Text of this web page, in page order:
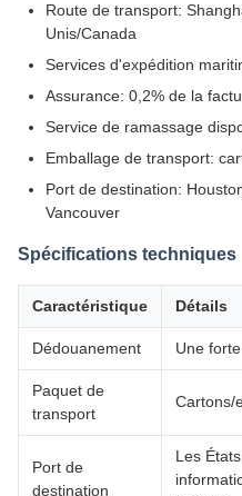
Route de transport:
Unis/Canada
Services d'expédition
Assurance: 0,2% de la
Service de ramassage
Emballage de transport:
Port de destination:
Vancouver
Spécifications techniques
Caractéristique Détails
Dédouanement Une
Paquet de
transport
Cartons/
Port de
destination
Les